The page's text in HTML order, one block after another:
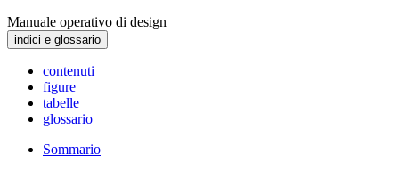
Manuale operativo di design
indici e glossario
contenuti
figure
tabelle
glossario
Sommario